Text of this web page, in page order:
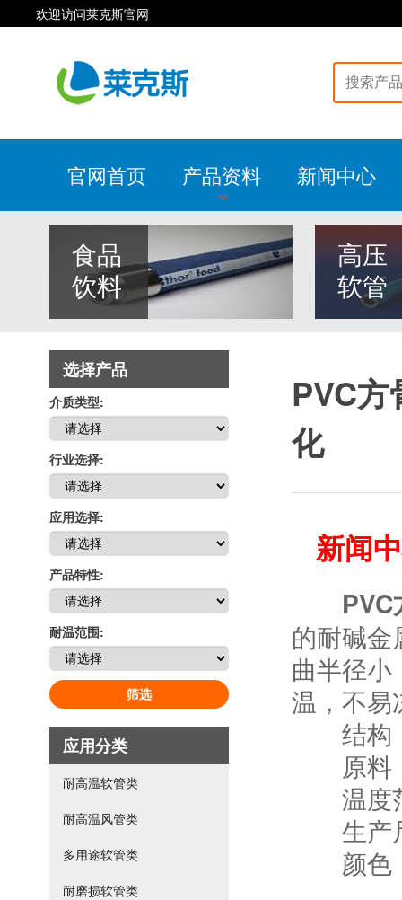
欢迎访问莱克斯官网
官网首页 产品资料 新闻中心
食品
饮料
高压
软管
选择产品
介质类型:
行业选择:
应用选择:
产品特性:
耐温范围:
筛选
应用分类
耐高温软管类
耐高温风管类
多用途软管类
耐磨损软管类
PVC
化
新闻
的耐碱
曲半径
温，不易
结构：
原料：
温度范
生产尺
颜色：